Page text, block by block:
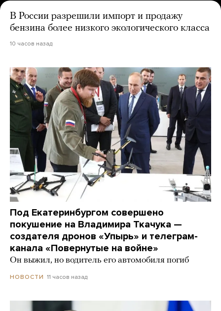
В России разрешили импорт и продажу
бензина более низкого экологического класса
10 часов назад
Под Екатеринбургом совершено
покушение на Владимира Ткачука —
создателя дронов «Упырь» и телеграм-
канала «Повернутые на войне»
Он выжил, но водитель его автомобиля погиб
НОВОСТИ 11 часов назад